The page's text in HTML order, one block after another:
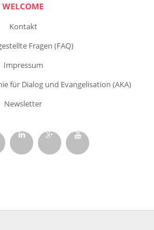
WELCOME
Kontakt
Fragen (FAQ)
Impressum
für Dialog und Evangelisation (AKA)
Newsletter